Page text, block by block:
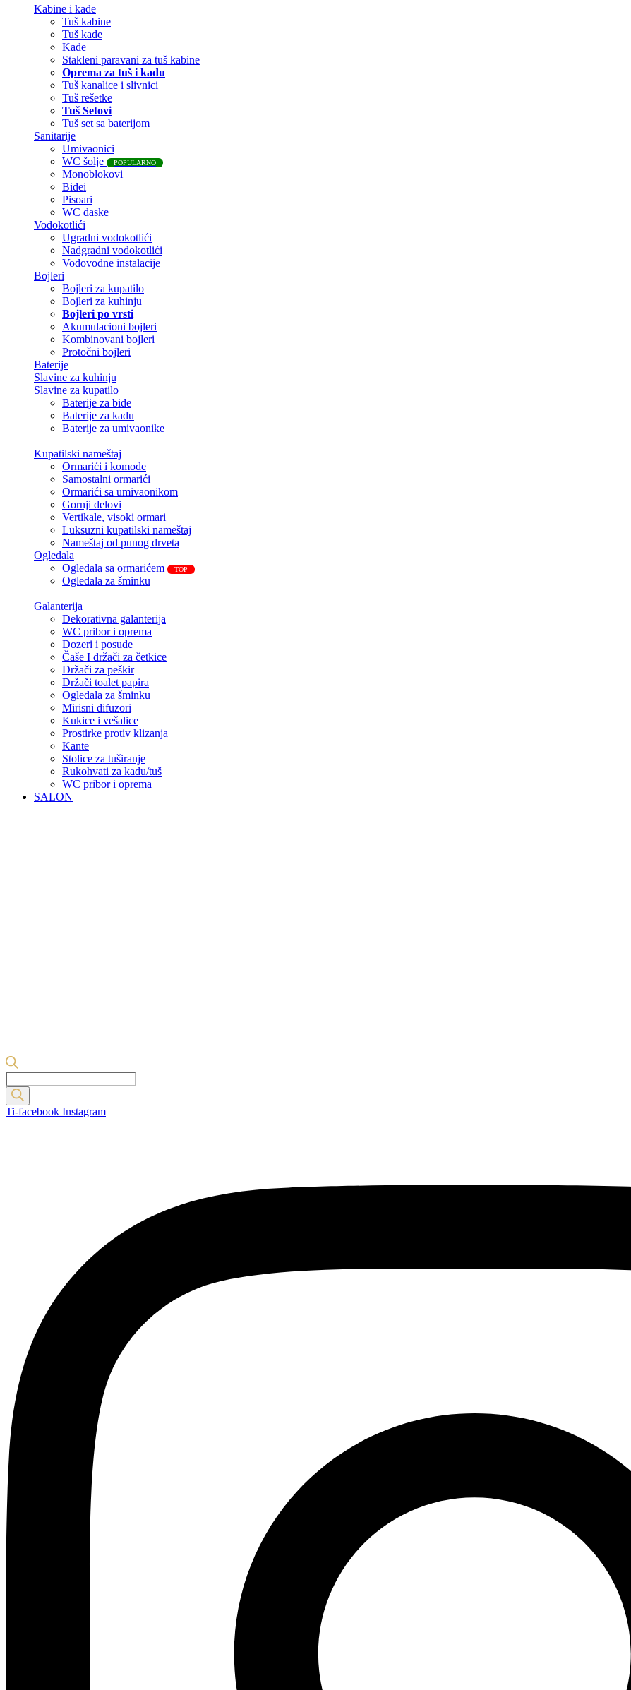
Kabine i kade
Tuš kabine
Tuš kade
Kade
Stakleni paravani za tuš kabine
Oprema za tuš i kadu
Tuš kanalice i slivnici
Tuš rešetke
Tuš Setovi
Tuš set sa baterijom
Sanitarije
Umivaonici
WC šolje
POPULARNO
Monoblokovi
Bidei
Pisoari
WC daske
Vodokotlići
Ugradni vodokotlići
Nadgradni vodokotlići
Vodovodne instalacije
Bojleri
Bojleri za kupatilo
Bojleri za kuhinju
Bojleri po vrsti
Akumulacioni bojleri
Kombinovani bojleri
Protočni bojleri
Baterije
Slavine za kuhinju
Slavine za kupatilo
Baterije za bide
Baterije za kadu
Baterije za umivaonike
Kupatilski nameštaj
Ormarići i komode
Samostalni ormarići
Ormarići sa umivaonikom
Gornji delovi
Vertikale, visoki ormari
Luksuzni kupatilski nameštaj
Nameštaj od punog drveta
Ogledala
Ogledala sa ormarićem
TOP
Ogledala za šminku
Galanterija
Dekorativna galanterija
WC pribor i oprema
Dozeri i posude
Čaše I držači za četkice
Držači za peškir
Držači toalet papira
Ogledala za šminku
Mirisni difuzori
Kukice i vešalice
Prostirke protiv klizanja
Kante
Stolice za tuširanje
Rukohvati za kadu/tuš
WC pribor i oprema
SALON
Products
search
Ti-facebook Instagram